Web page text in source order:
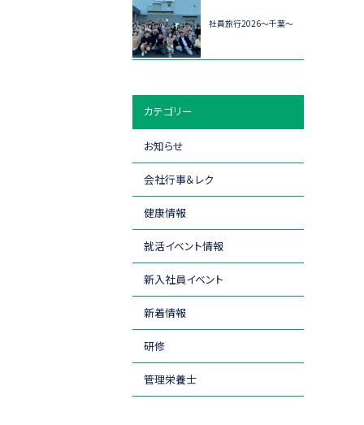
社員旅行2026～千葉～
カテゴリー
お知らせ
会社行事＆レク
健康情報
就活イベント情報
新入社員イベント
新着情報
研修
管理栄養士